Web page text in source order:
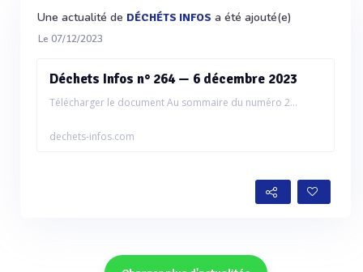
Une actualité de DÉCHÉTS INFOS a été ajouté(e)
Le 07/12/2023
Déchets Infos n° 264 — 6 décembre 2023
Télécharger le document Au sommaire du numéro 2...
dechets-infos.com